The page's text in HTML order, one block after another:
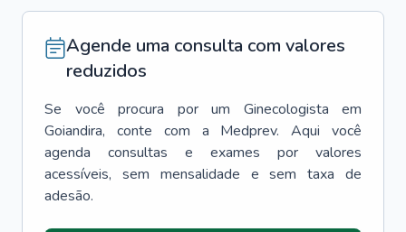
Agende uma consulta com valores
reduzidos
Se você procura por um Ginecologista
em
Goiandira, conte com a Medprev. Aqui você
agenda consultas e exames por valores
acessíveis, sem mensalidade e sem taxa de
adesão.